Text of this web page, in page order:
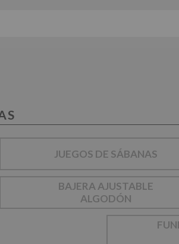
JUEGOS DE SÁBANAS
BAJERA AJUSTABLE
ALGODÓN